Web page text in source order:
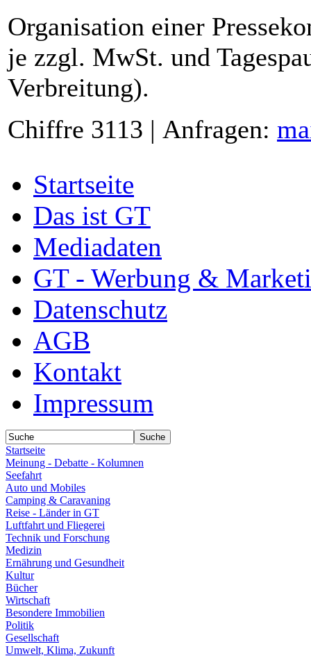
Organisation einer
je zzgl. MwSt. und
Verbreitung).
Chiffre 3113 | Anfragen:
Startseite
Das ist GT
Mediadaten
GT - Werbung &
Datenschutz
AGB
Kontakt
Impressum
Startseite
Meinung - Debatte - Kolumnen
Seefahrt
Auto und Mobiles
Camping & Caravaning
Reise - Länder in GT
Luftfahrt und Fliegerei
Technik und Forschung
Medizin
Ernährung und Gesundheit
Kultur
Bücher
Wirtschaft
Besondere Immobilien
Politik
Gesellschaft
Umwelt, Klima, Zukunft